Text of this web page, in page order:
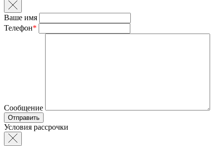
Ваше имя
Телефон*
Сообщение
Условия рассрочки